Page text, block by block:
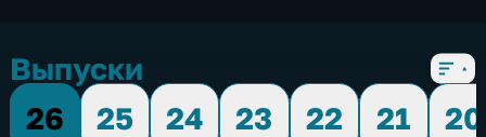
Выпуски
26
25 24 23 22 21
20